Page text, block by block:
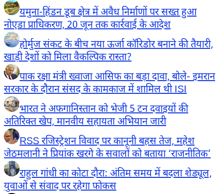
यमुना-हिंडन डूब क्षेत्र में अवैध निर्माणों पर सख्त हुआ
नोएडा प्राधिकरण, 20 जून तक कार्रवाई के आदेश
होर्मुज संकट के बीच नया ऊर्जा कॉरिडोर बनाने की तैयारी,
खाड़ी देशों को मिला वैकल्पिक रास्ता?
पाक रक्षा मंत्री ख्वाजा आसिफ का बड़ा दावा, बोले- इमरान
सरकार के दौरान संसद के कामकाज में शामिल थी ISI
भारत ने अफगानिस्तान को भेजी 5 टन दवाइयों की
अतिरिक्त खेप, मानवीय सहायता अभियान जारी
RSS रजिस्ट्रेशन विवाद पर कानूनी बहस तेज, महेश
जेठमलानी ने प्रियांक खरगे के सवालों को बताया ‘राजनीतिक’
राहुल गांधी का कोटा दौरा: अंतिम समय में बदला शेड्यूल,
युवाओं से संवाद पर रहेगा फोकस